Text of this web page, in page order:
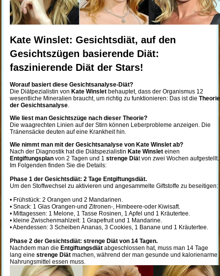
Kate Winslet: Gesichtsdiät, auf den
Gesichtszügen basierende Diät:
faszinierende Diät der Stars!
Worauf basiert diese Gesichtsanalyse-Diät?
Die Diätpezialistin von Kate Winsletbehauptet, dass der Organismus 12
wesentliche Mineralien braucht, um richtig zu funktionieren: Das ist die Theorie
der Gesichtsanalyse.
Wie liest man Gesichtszüge nach dieser Theorie?
Die waagrechten Linien auf der Stirn können Leberprobleme anzeigen. Die
Tränensäcke deuten auf eine Krankheit hin.
Wie nimmt man mit der Gesichtsanalyse von Kate Winslet ab?
Nach der Diagnostik hat die Diätspezialistin Kate Winslet einen
Entgiftungsplanvon 2 Tagen und 1 strenge Diät von zwei Wochen aufgestellt.
Im Folgenden finden Sie die Details:
Phase 1 der Gesichtsdiät: 2 Tage Entgiftungsdiät.
Um den Stoffwechsel zu aktivieren und angesammelte Giftstoffe zu beseitigen:
• Frühstück: 2 Orangen und 2 Mandarinen.
• Snack: 1 Glas Orangen-und Zitronen-, Himbeere-oder Kiwisaft.
• Mittagessen: 1 Melone, 1 Tasse Rosinen, 1 Apfel und 1 Kräutertee.
• kleine Zwischenmahlzeit: 1 Grapefruit und 1 Mandarine.
• Abendessen: 3 Scheiben Ananas, 3 Cookies, 1 Banane und 1 Kräutertee.
Phase 2 der Gesichtsdiät: strenge Diät von 14 Tagen.
Nachdem man die Entgiftungsdiätabgeschlossen hat, muss man 14 Tage
lang eine strenge Diätmachen, während der man gesunde und kalorienarme
Nahrungsmittel essen muss.